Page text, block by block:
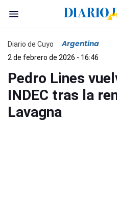
Diario de Cuyo Argentina
2 de febrero de 2026 - 16:46
Pedro Lines
INDEC tras la
Lavagna